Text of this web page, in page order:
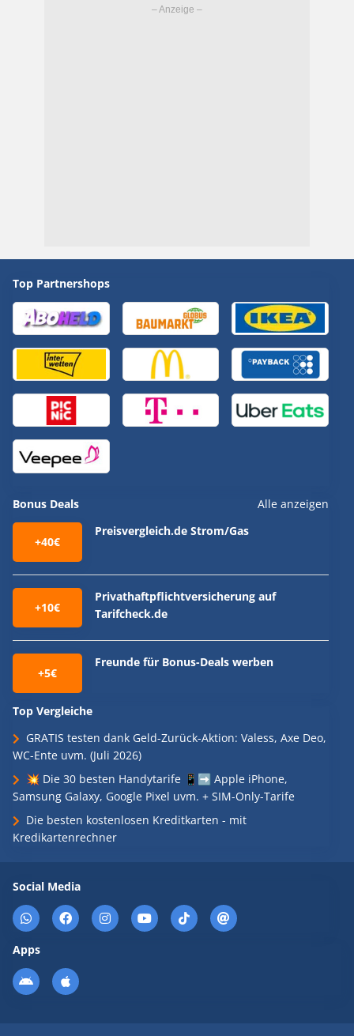
Top Partnershops
Bonus Deals Alle anzeigen
+40€
Preisvergleich.de Strom/Gas
+10€
Privathaftpflichtversicherung auf
Tarifcheck.de
+5€
Freunde für Bonus-Deals werben
Top Vergleiche
GRATIS testen dank Geld-Zurück-Aktion: Valess, Axe Deo,
WC-Ente uvm. (Juli 2026)
💥 Die 30 besten Handytarife 📱➡️ Apple iPhone,
Samsung Galaxy, Google Pixel uvm. + SIM-Only-Tarife
Die besten kostenlosen Kreditkarten - mit
Kredikartenrechner
Social Media
Apps